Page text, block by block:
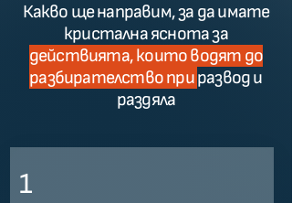
​​Какво ще направим, за да имате
кристална яснота за
действията, които водят до
разбирателство приразвод и
раздяла​​​​​​​
1